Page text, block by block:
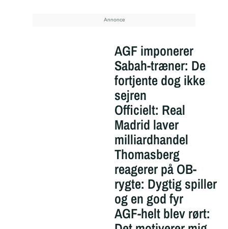
AGF imponerer
Sabah-træner: De
fortjente dog ikke
sejren
Officielt: Real
Madrid laver
milliardhandel
Thomasberg
reagerer på OB-
rygte: Dygtig spiller
og en god fyr
AGF-helt blev rørt: